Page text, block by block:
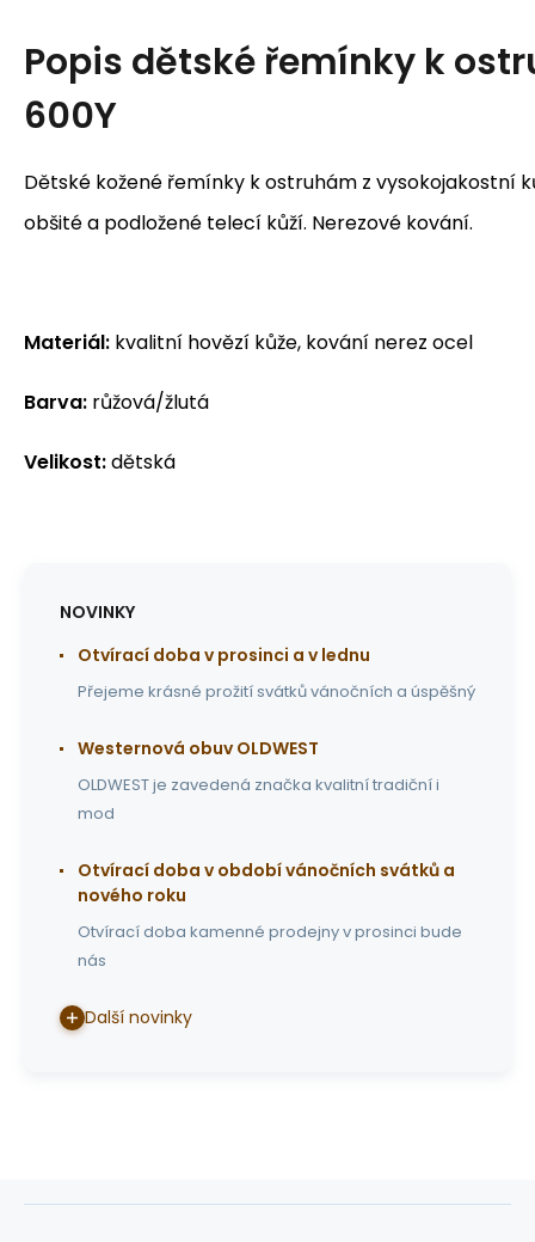
Popis dětské řemínky k
600Y
Dětské kožené řemínky k ostruhám z vysokojakostní
obšité a podložené telecí kůží. Nerezové kování.
Materiál: kvalitní hovězí kůže, kování nerez ocel
Barva: růžová/žlutá
Velikost:dětská
NOVINKY
Otvírací doba v prosinci a v lednu
Přejeme krásné prožití svátků vánočních a úspěšný
Westernová obuv OLDWEST
OLDWEST je zavedená značka kvalitní tradiční i
mod
Otvírací doba v období vánočních svátků a
nového roku
Otvírací doba kamenné prodejny v prosinci bude
nás
Další novinky